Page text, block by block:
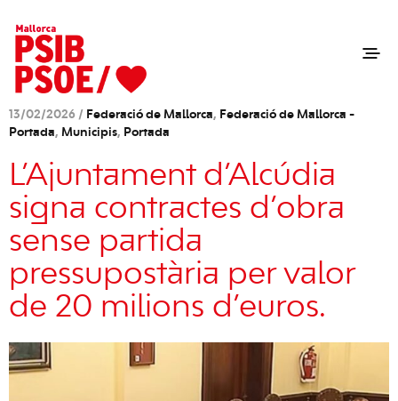
13/02/2026 / Federació de Mallorca, Federació de Mallorca -
Portada, Municipis, Portada
L’Ajuntament d’Alcúdia
signa contractes d’obra
sense partida
pressupostària per valor
de 20 milions d’euros.